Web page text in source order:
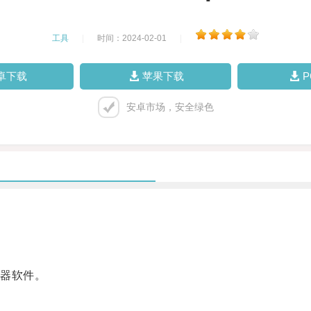
工具 时间：2024-02-01
下载 苹果下载
安卓市场，安全绿色
软件。